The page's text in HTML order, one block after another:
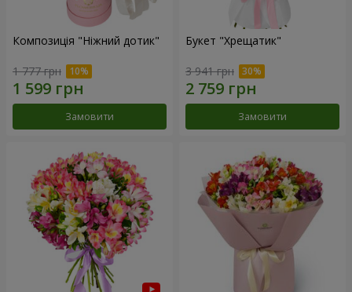
Композиція "Ніжний дотик"
1 777 грн
Замовити
Букет "Хрещатик"
3 941 грн
Замовити